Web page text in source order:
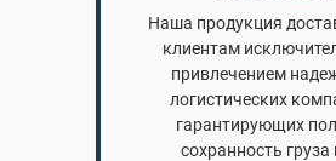
Наша продукция
клиентам
привлечением
логистических
гарантирующих
сохранность груза